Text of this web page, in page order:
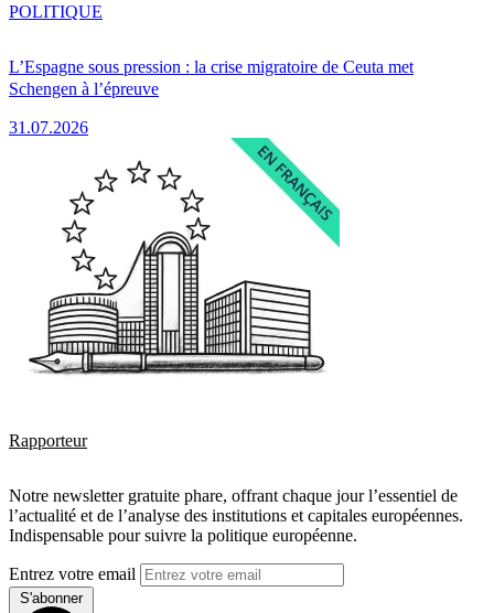
L’Espagne sous pression : la crise migratoire de Ceuta met
Schengen à l’épreuve
31.07.2026
POLITIQUE
Rapporteur
Notre newsletter gratuite phare, offrant chaque jour l’essentiel de
l’actualité et de l’analyse des institutions et capitales européennes.
Indispensable pour suivre la politique européenne.
Entrez votre email
S'abonner